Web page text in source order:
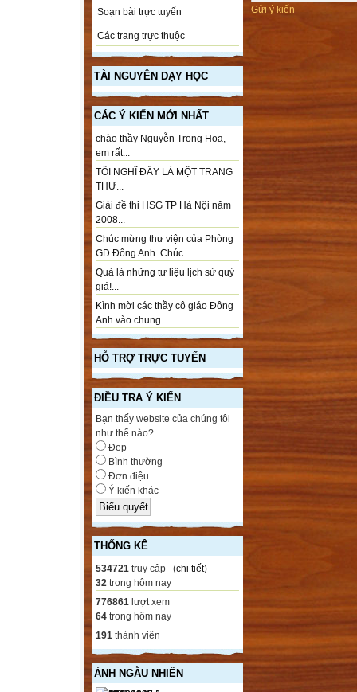
Soạn bài trực tuyến
Các trang trực thuộc
TÀI NGUYÊN DẠY HỌC
CÁC Ý KIẾN MỚI NHẤT
chào thầy Nguyễn Trọng Hoa,
em rất...
TÔI NGHĨ ĐÂY LÀ MỘT TRANG
THƯ...
Giải đề thi HSG TP Hà Nội năm
2008...
Chúc mừng thư viện của Phòng
GD Đông Anh. Chúc...
Quả là những tư liệu lịch sử quý
giá!...
Kình mời các thầy cô giáo Đông
Anh vào chung...
HỖ TRỢ TRỰC TUYẾN
ĐIỀU TRA Ý KIẾN
Bạn thấy website của chúng tôi
như thế nào?
Đẹp
Bình thường
Đơn điệu
Ý kiến khác
THỐNG KÊ
534721 truy cập (chi tiết)
32 trong hôm nay
776861 lượt xem
64 trong hôm nay
191 thành viên
ẢNH NGẪU NHIÊN
Gửi ý kiến